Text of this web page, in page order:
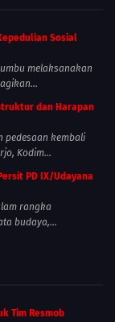
Sosial
melaksanakan
dan Harapan
pedesaan kembali
Kodim...
PD IX/Udayana
rangka
budaya,...
Tim Resmob